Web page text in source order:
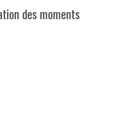
des moments